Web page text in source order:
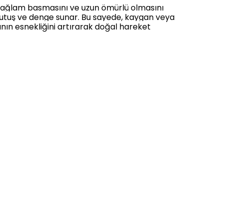
basmasını ve uzun ömürlü olmasını
ve denge sunar. Bu sayede, kaygan veya
esnekliğini artırarak doğal hareket